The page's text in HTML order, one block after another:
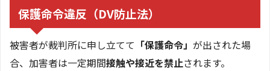
保護命令違反（DV防止法）
被害者が裁判所に申し立てて 「保護命令」 が出された場
合、加害者は一定期間接触や接近を禁止されます。